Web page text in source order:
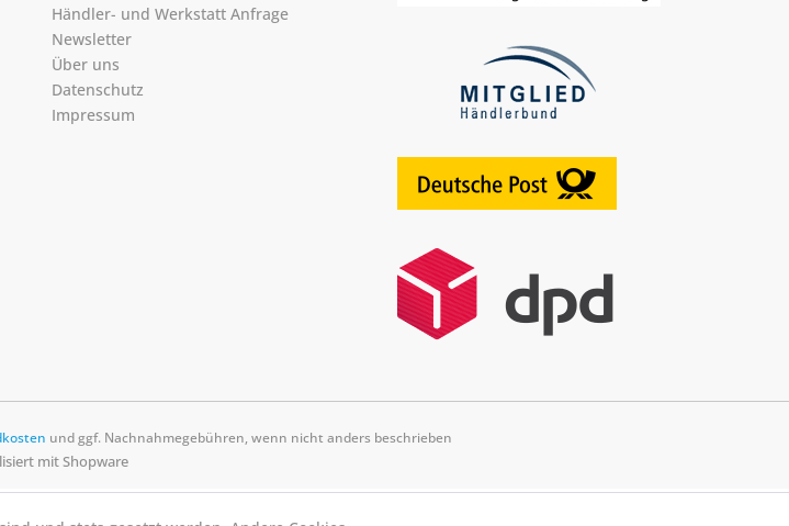
Händler- und Werkstatt Anfrage
Newsletter
Über uns
Datenschutz
Impressum
und ggf. Nachnahmegebühren, wenn nicht anders beschrieben
mit Shopware